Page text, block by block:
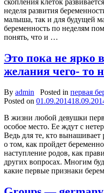
скопления клеток
неделя развития
малыша, так и для будущей
беременность по неделям
понять, что и …
Это пока не ярко
желания чего- то
By admin Posted in первая
Posted on 01.09.2014
В жизни любой девушки
особое место. Ее ждут с
Ведь для те, кто вынашивает
о том, как пройдет
наступление родов, как
других вопросах. Многим
какие первые признаки